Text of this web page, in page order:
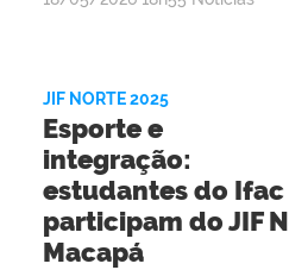
e
Silva
JIF NORTE 2025
Esporte e
integração:
estudantes do Ifac
participam do JIF
Macapá